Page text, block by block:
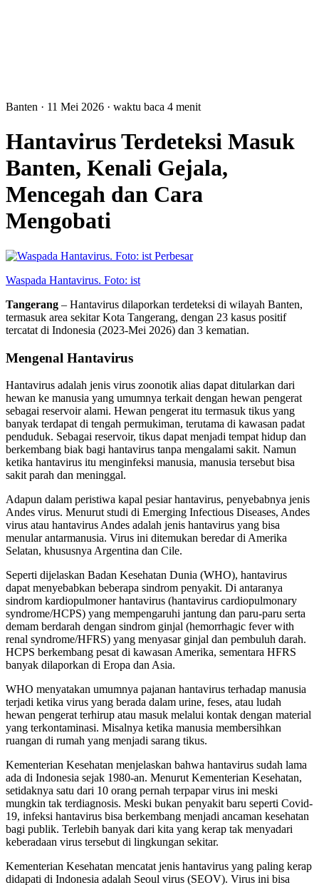
Banten · 11 Mei 2026 · waktu baca 4 menit
Hantavirus Terdeteksi Masuk
Banten, Kenali Gejala,
Mencegah dan Cara
Mengobati
Perbesar
Waspada Hantavirus. Foto: ist
Tangerang – Hantavirus dilaporkan terdeteksi di wilayah Banten,
termasuk area sekitar Kota Tangerang, dengan 23 kasus positif
tercatat di Indonesia (2023-Mei 2026) dan 3 kematian.
Mengenal Hantavirus
Hantavirus adalah jenis virus zoonotik alias dapat ditularkan dari
hewan ke manusia yang umumnya terkait dengan hewan pengerat
sebagai reservoir alami. Hewan pengerat itu termasuk tikus yang
banyak terdapat di tengah permukiman, terutama di kawasan padat
penduduk. Sebagai reservoir, tikus dapat menjadi tempat hidup dan
berkembang biak bagi hantavirus tanpa mengalami sakit. Namun
ketika hantavirus itu menginfeksi manusia, manusia tersebut bisa
sakit parah dan meninggal.
Adapun dalam peristiwa kapal pesiar hantavirus, penyebabnya jenis
Andes virus. Menurut studi di Emerging Infectious Diseases, Andes
virus atau hantavirus Andes adalah jenis hantavirus yang bisa
menular antarmanusia. Virus ini ditemukan beredar di Amerika
Selatan, khususnya Argentina dan Cile.
Seperti dijelaskan Badan Kesehatan Dunia (WHO), hantavirus
dapat menyebabkan beberapa sindrom penyakit. Di antaranya
sindrom kardiopulmoner hantavirus (hantavirus cardiopulmonary
syndrome/HCPS) yang mempengaruhi jantung dan paru-paru serta
demam berdarah dengan sindrom ginjal (hemorrhagic fever with
renal syndrome/HFRS) yang menyasar ginjal dan pembuluh darah.
HCPS berkembang pesat di kawasan Amerika, sementara HFRS
banyak dilaporkan di Eropa dan Asia.
WHO menyatakan umumnya pajanan hantavirus terhadap manusia
terjadi ketika virus yang berada dalam urine, feses, atau ludah
hewan pengerat terhirup atau masuk melalui kontak dengan material
yang terkontaminasi. Misalnya ketika manusia membersihkan
ruangan di rumah yang menjadi sarang tikus.
Kementerian Kesehatan menjelaskan bahwa hantavirus sudah lama
ada di Indonesia sejak 1980-an. Menurut Kementerian Kesehatan,
setidaknya satu dari 10 orang pernah terpapar virus ini meski
mungkin tak terdiagnosis. Meski bukan penyakit baru seperti Covid-
19, infeksi hantavirus bisa berkembang menjadi ancaman kesehatan
bagi publik. Terlebih banyak dari kita yang kerap tak menyadari
keberadaan virus tersebut di lingkungan sekitar.
Kementerian Kesehatan mencatat jenis hantavirus yang paling kerap
didapati di Indonesia adalah Seoul virus (SEOV). Virus ini bisa